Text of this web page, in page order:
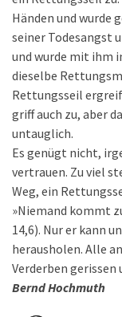
Händen und wurde
seiner Todesangst
und wurde mit ihm
dieselbe
Rettungsseil
griff auch zu, aber
untauglich.
Es genügt nicht,
vertrauen. Zu viel
Weg, ein
»Niemand kommt
14,6). Nur er kann
herausholen. Alle
Verderben gerissen
Bernd Hochmuth